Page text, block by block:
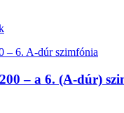
– a 6. (A-dúr)